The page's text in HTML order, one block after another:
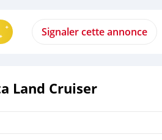
Signaler cette annonce
Land Cruiser